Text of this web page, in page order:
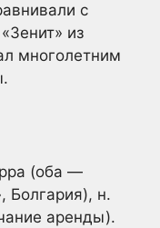
с
из
многолетним
(оба —
Болгария), н.
аренды).